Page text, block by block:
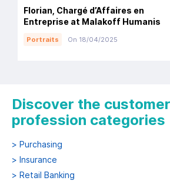
Florian, Chargé d’Affaires en
Entreprise at Malakoff Humanis
Portraits On 18/04/2025
Discover the
profession categories
> Purchasing
> Insurance
> Retail Banking